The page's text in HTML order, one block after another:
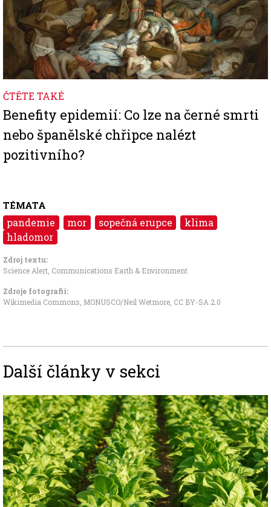
ČTĚTE TAKÉ
Benefity epidemií: Co lze na černé smrti
nebo španělské chřipce nalézt
pozitivního?
TÉMATA
pandemie mor sopečná erupce
klima
hladomor
Zdroj textu:
Science Alert Communications Earth & Environment
Zdroje fotografii:
Wikimedia Commons, MONUSCO/Neil Wetmore CC BY-SA 2.0
Další články v sekci
Image